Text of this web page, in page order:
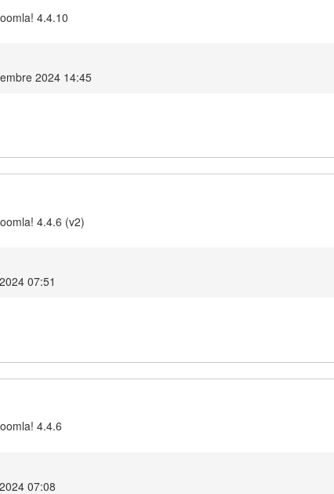
4.4.10
2024 14:45
4.4.6 (v2)
07:51
4.4.6
07:08